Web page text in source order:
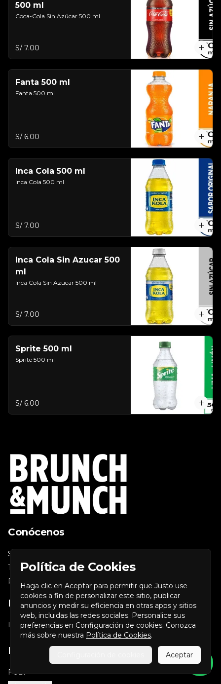
500 ml
Coca-Cola Sin Azúcar 500 ml
S/ 7.00
Fanta 500 ml
Fanta 500 ml
S/ 6.00
Inca Cola 500 ml
Inca Cola 500 ml
S/ 7.00
Inca Cola Sin Azucar 500
ml
Inca Cola Sin Azucar 500 ml
S/ 7.00
Sprite 500 ml
Sprite 500 ml
S/ 6.00
Conócenos
Sucursales
Términos y condiciones
Política de privacidad
Redes sociales
Instagram
Mi cuenta
Pedir
Política de Cookies
Haga clic en Aceptar para permitir que Justo use
cookies a fin de personalizar este sitio, publicar
anuncios y medir su eficiencia en otras apps y sitios
web, incluidas las redes sociales. Personalice sus
preferencias en Configuración de cookies. Conozca
más sobre nuestra Política de Cookies.
Aceptar